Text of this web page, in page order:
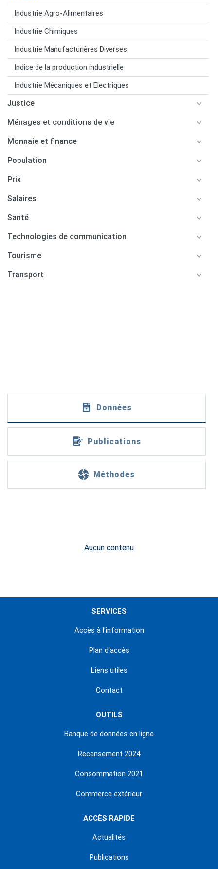
Industrie Agro-Alimentaires
Industrie Chimiques
Industrie Manufacturières Diverses
Indice de la production industrielle
Industrie Mécaniques et Electriques
Justice
Ménages et conditions de vie
Monnaie et finance
Population
Prix
Salaires
Santé
Technologies de communication
Tourisme
Transport
Données
Publications
Méthodes
Aucun contenu
SERVICES
Accès à l'information
Plan d'accès
Liens utiles
Contact
OUTILS
Banque de données en ligne
Recensement 2024
Consommation 2021
Commerce extérieur
ACCÈS RAPIDE
Actualités
Publications